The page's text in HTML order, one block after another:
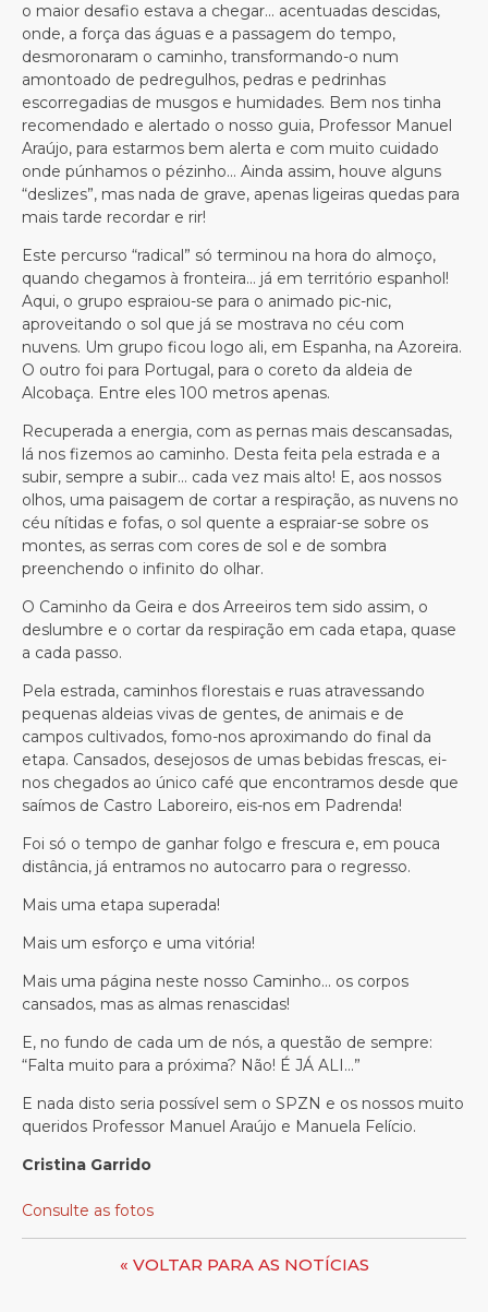
o maior desafio estava a chegar… acentuadas descidas,
onde, a força das águas e a passagem do tempo,
desmoronaram o caminho, transformando-o num
amontoado de pedregulhos, pedras e pedrinhas
escorregadias de musgos e humidades. Bem nos tinha
recomendado e alertado o nosso guia, Professor Manuel
Araújo, para estarmos bem alerta e com muito cuidado
onde púnhamos o pézinho… Ainda assim, houve alguns
“deslizes”, mas nada de grave, apenas ligeiras quedas para
mais tarde recordar e rir!
Este percurso “radical” só terminou na hora do almoço,
quando chegamos à fronteira… já em território espanhol!
Aqui, o grupo espraiou-se para o animado pic-nic,
aproveitando o sol que já se mostrava no céu com
nuvens. Um grupo ficou logo ali, em Espanha, na Azoreira.
O outro foi para Portugal, para o coreto da aldeia de
Alcobaça. Entre eles 100 metros apenas.
Recuperada a energia, com as pernas mais descansadas,
lá nos fizemos ao caminho. Desta feita pela estrada e a
subir, sempre a subir… cada vez mais alto! E, aos nossos
olhos, uma paisagem de cortar a respiração, as nuvens no
céu nítidas e fofas, o sol quente a espraiar-se sobre os
montes, as serras com cores de sol e de sombra
preenchendo o infinito do olhar.
O Caminho da Geira e dos Arreeiros tem sido assim, o
deslumbre e o cortar da respiração em cada etapa, quase
a cada passo.
Pela estrada, caminhos florestais e ruas atravessando
pequenas aldeias vivas de gentes, de animais e de
campos cultivados, fomo-nos aproximando do final da
etapa. Cansados, desejosos de umas bebidas frescas, ei-
nos chegados ao único café que encontramos desde que
saímos de Castro Laboreiro, eis-nos em Padrenda!
Foi só o tempo de ganhar folgo e frescura e, em pouca
distância, já entramos no autocarro para o regresso.
Mais uma etapa superada!
Mais um esforço e uma vitória!
Mais uma página neste nosso Caminho… os corpos
cansados, mas as almas renascidas!
E, no fundo de cada um de nós, a questão de sempre:
“Falta muito para a próxima? Não! É JÁ ALI…”
E nada disto seria possível sem o SPZN e os nossos muito
queridos Professor Manuel Araújo e Manuela Felício.
Cristina Garrido
Consulte as fotos
« VOLTAR PARA AS NOTÍCIAS